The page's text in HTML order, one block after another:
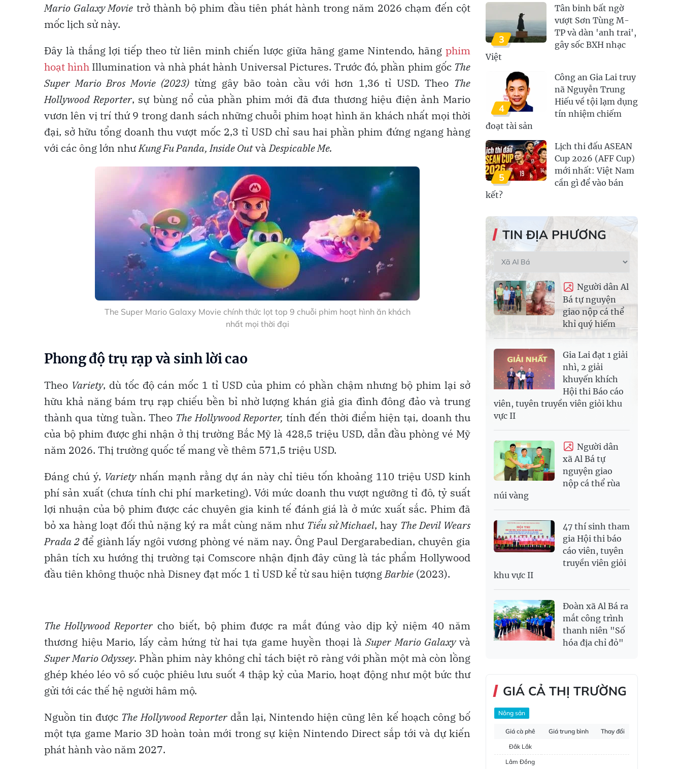
Mario Galaxy Movie trở thành bộ phim đầu tiên phát hành trong năm 2026 chạm đến cột
mốc lịch sử này.
Đây là thắng lợi tiếp theo từ liên minh chiến lược giữa hãng game Nintendo, hãng phim
hoạt hình Illumination và nhà phát hành Universal Pictures. Trước đó, phần phim gốc The
Super Mario Bros Movie (2023)từng gây bão toàn cầu với hơn 1,36 tỉ USD. Theo The
Hollywood Reporter, sự bùng nổ của phần phim mới đã đưa thương hiệu điện ảnh Mario
vươn lên vị trí thứ 9 trong danh sách những chuỗi phim hoạt hình ăn khách nhất mọi thời
đại, sở hữu tổng doanh thu vượt mốc 2,3 tỉ USD chỉ sau hai phần phim đứng ngang hàng
với các ông lớn nhưKung Fu Panda, Inside OutvàDespicable Me.
The Super Mario Galaxy Movie chính thức lọt top 9 chuỗi phim hoạt hình ăn khách
nhất mọi thời đại
Phong độ trụ rạp và sinh lời cao
Theo Variety, dù tốc độ cán mốc 1 tỉ USD của phim có phần chậm nhưng bộ phim lại sở
hữu khả năng bám trụ rạp chiếu bền bỉ nhờ lượng khán giả gia đình đông đảo và trung
thành qua từng tuần. Theo The Hollywood Reporter, tính đến thời điểm hiện tại, doanh thu
của bộ phim được ghi nhận ở thị trường Bắc Mỹ là 428,5 triệu USD, dẫn đầu phòng vé Mỹ
năm 2026. Thị trường quốc tế mang về thêm 571,5 triệu USD.
Đáng chú ý, Varietynhấn mạnh rằng dự án này chỉ tiêu tốn khoảng 110 triệu USD kinh
phí sản xuất (chưa tính chi phí marketing). Với mức doanh thu vượt ngưỡng tỉ đô, tỷ suất
lợi nhuận của bộ phim được các chuyên gia kinh tế đánh giá là ở mức xuất sắc. Phim đã
bỏ xa hàng loạt đối thủ nặng ký ra mắt cùng năm như Tiểu sử Michael, hay The Devil Wears
Prada 2 để giành lấy ngôi vương phòng vé năm nay. Ông Paul Dergarabedian, chuyên gia
phân tích xu hướng thị trường tại Comscore nhận định đây cũng là tác phẩm Hollywood
đầu tiên không thuộc nhà Disney đạt mốc 1 tỉ USD kể từ sau hiện tượngBarbie (2023).
The Hollywood Reporter cho biết, bộ phim được ra mắt đúng vào dịp kỷ niệm 40 năm
thương hiệu Mario, lấy cảm hứng từ hai tựa game huyền thoại làSuper Mario Galaxyvà
Super Mario Odyssey. Phần phim này không chỉ tách biệt rõ ràng với phần một mà còn lồng
ghép khéo léo vô số cuộc phiêu lưu suốt 4 thập kỷ của Mario, hoạt động như một bức thư
gửi tới các thế hệ người hâm mộ.
Nguồn tin được The Hollywood Reporterdẫn lại, Nintendo hiện cũng lên kế hoạch công bố
một tựa game Mario 3D hoàn toàn mới trong sự kiện Nintendo Direct sắp tới và dự kiến
phát hành vào năm 2027.
3
Tân binh bất ngờ
vượt Sơn Tùng M-
TP và dàn 'anh trai',
gây sốc BXH nhạc
Việt
4
Công an Gia Lai truy
nã Nguyễn Trung
Hiếu về tội lạm dụng
tín nhiệm chiếm
đoạt tài sản
5
Lịch thi đấu ASEAN
Cup 2026 (AFF Cup)
mới nhất: Việt Nam
cần gì để vào bán
kết?
TIN ĐỊA PHƯƠNG
Người dân Al
Bá tự nguyện
giao nộp cá thể
khỉ quý hiếm
Gia Lai đạt 1 giải
nhì, 2 giải
khuyến khích
Hội thi Báo cáo
viên, tuyên truyền viên giỏi khu
vực II
Người dân
xã Al Bá tự
nguyện giao
nộp cá thể rùa
núi vàng
47 thí sinh tham
gia Hội thi báo
cáo viên, tuyên
truyền viên giỏi
khu vực II
Đoàn xã Al Bá ra
mắt công trình
thanh niên "Số
hóa địa chỉ đỏ"
GIÁ CẢ THỊ TRƯỜNG
Nông sản
Giá cà phê Giá trung bình
Thay đổi
Đắk Lắk
Lâm Đồng